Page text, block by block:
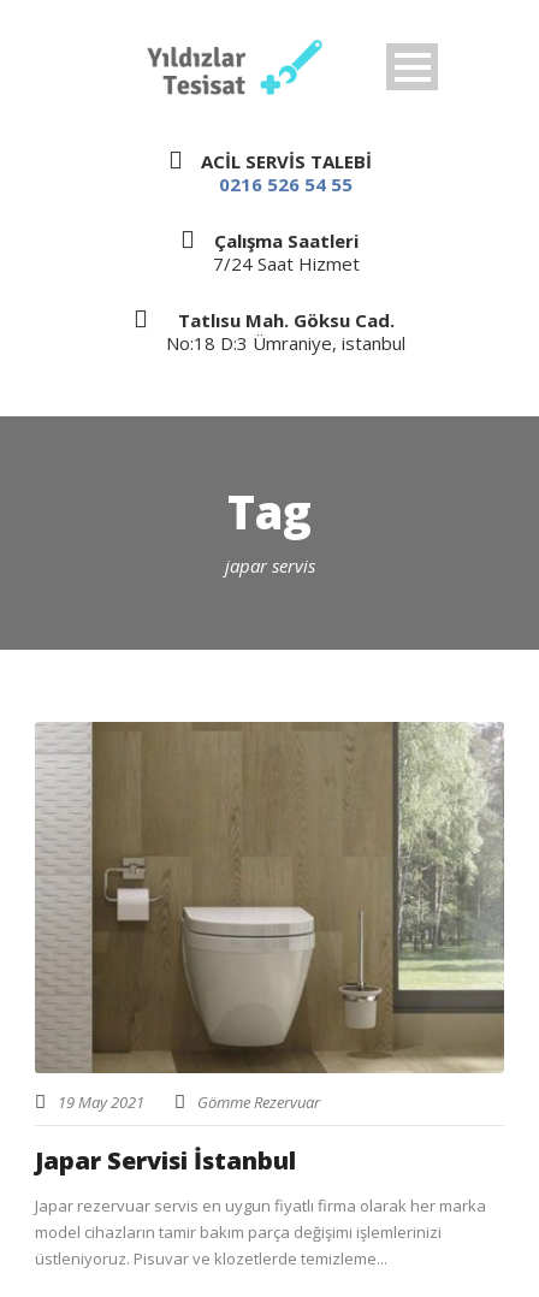
ACİL SERVİS TALEBİ
0216 526 54 55
Çalışma Saatleri
7/24 Saat Hizmet
Tatlısu Mah. Göksu Cad.
No:18 D:3 Ümraniye, istanbul
Tag
japar servis
19 May 2021 Gömme Rezervuar
Japar Servisi İstanbul
Japar rezervuar servis en uygun fiyatlı firma olarak her marka
model cihazların tamir bakım parça değişimi işlemlerinizi
üstleniyoruz. Pisuvar ve klozetlerde temizleme...